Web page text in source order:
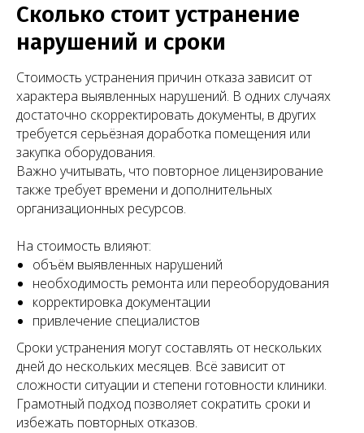
Сколько стоит устранение
нарушений и сроки
Стоимость устранения причин отказа зависит от
характера выявленных нарушений. В одних случаях
достаточно скорректировать документы, в других
требуется серьёзная доработка помещения или
закупка оборудования.
Важно учитывать, что повторное лицензирование
также требует времени и дополнительных
организационных ресурсов.
На стоимость влияют:
объём выявленных нарушений
необходимость ремонта или переоборудования
корректировка документации
привлечение специалистов
Сроки устранения могут составлять от нескольких
дней до нескольких месяцев. Всё зависит от
сложности ситуации и степени готовности клиники.
Грамотный подход позволяет сократить сроки и
избежать повторных отказов.
Чимбирева Алина
Руководитель Melegal
+7
Я согласен(на) на обработку персональных
данных в соответствии с Согласием
на обработку персональных данных
и
персональных данных.
Заказать звонок